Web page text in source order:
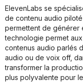
ElevenLabs se
de contenu audio
permettent de générer
technologie permet
contenus audio parlés
audio ou de voix off,
transformer la
plus polyvalente pour